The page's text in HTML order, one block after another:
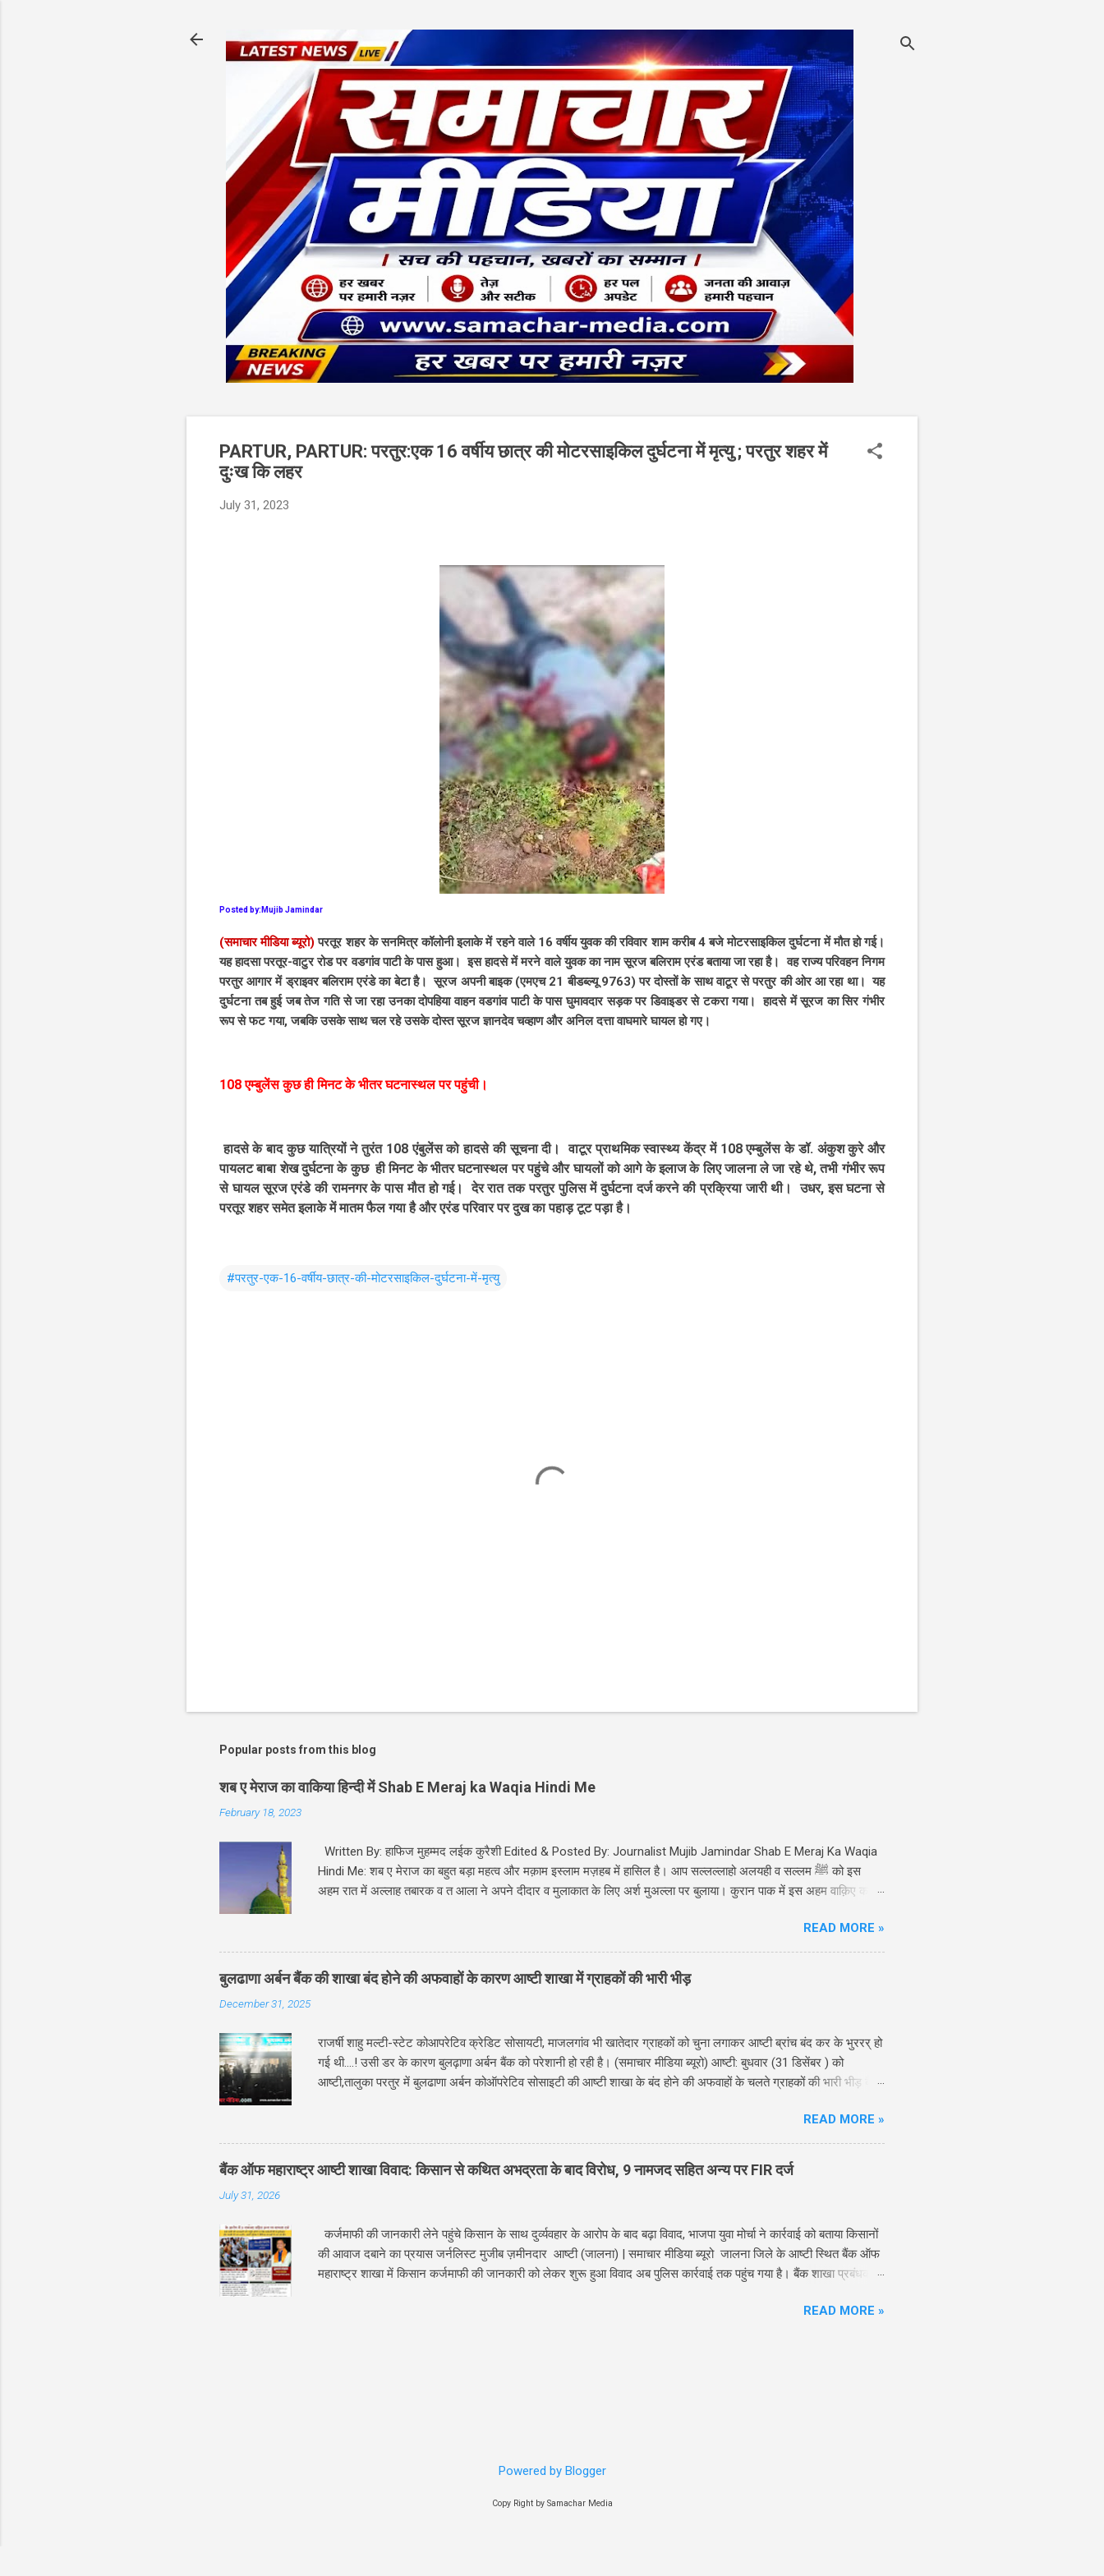
PARTUR, PARTUR: परतुर:एक 16 वर्षीय छात्र की मोटरसाइकिल दुर्घटना में मृत्यु ; परतुर शहर में
दुःख कि लहर
July 31, 2023
Posted by:Mujib Jamindar
(समाचार मीडिया ब्यूरो)परतूर शहर के सनमित्र कॉलोनी इलाके में रहने वाले 16 वर्षीय युवक की रविवार शाम करीब 4 बजे मोटरसाइकिल दुर्घटना में मौत हो गई।
यह हादसा परतूर-वाटुर रोड पर वडगांव पाटी के पास हुआ। इस हादसे में मरने वाले युवक का नाम सूरज बलिराम एरंड बताया जा रहा है। वह राज्य परिवहन निगम
परतुर आगार में ड्राइवर बलिराम एरंडे का बेटा है। सूरज अपनी बाइक (एमएच 21 बीडब्ल्यू 9763) पर दोस्तों के साथ वाटूर से परतुर की ओर आ रहा था। यह
दुर्घटना तब हुई जब तेज गति से जा रहा उनका दोपहिया वाहन वडगांव पाटी के पास घुमावदार सड़क पर डिवाइडर से टकरा गया। हादसे में सूरज का सिर गंभीर
रूप से फट गया, जबकि उसके साथ चल रहे उसके दोस्त सूरज ज्ञानदेव चव्हाण और अनिल दत्ता वाघमारे घायल हो गए।
108 एम्बुलेंस कुछ ही मिनट के भीतर घटनास्थल पर पहुंची।
हादसे के बाद कुछ यात्रियों ने तुरंत 108 एंबुलेंस को हादसे की सूचना दी। वाटूर प्राथमिक स्वास्थ्य केंद्र में 108 एम्बुलेंस के डॉ. अंकुश कुरे और
पायलट बाबा शेख दुर्घटना के कुछ ही मिनट के भीतर घटनास्थल पर पहुंचे और घायलों को आगे के इलाज के लिए जालना ले जा रहे थे, तभी गंभीर रूप
से घायल सूरज एरंडे की रामनगर के पास मौत हो गई। देर रात तक परतुर पुलिस में दुर्घटना दर्ज करने की प्रक्रिया जारी थी। उधर, इस घटना से
परतूर शहर समेत इलाके में मातम फैल गया है और एरंड परिवार पर दुख का पहाड़ टूट पड़ा है।
#परतुर-एक-16-वर्षीय-छात्र-की-मोटरसाइकिल-दुर्घटना-में-मृत्यु
Popular posts from this blog
शब ए मेराज का वाकिया हिन्दी में Shab E Meraj ka Waqia Hindi Me
February 18, 2023
Written By: हाफिज मुहम्मद लईक कुरैशी Edited & Posted By: Journalist Mujib Jamindar Shab E Meraj Ka Waqia
Hindi Me: शब ए मेराज का बहुत बड़ा महत्व और मक़ाम इस्लाम मज़हब में हासिल है। आप सल्लल्लाहो अलयही व सल्लम ﷺ को इस
अहम रात में अल्लाह तबारक व त आला ने अपने दीदार व मुलाकात के लिए अर्श मुअल्ला पर बुलाया। कुरान पाक में इस अहम वाक़िए का
पैगम्बर का इमाम बनाया। Meraj E Mustafa की रात अल्लाह के हबीब सल्लल्लाहो अलैवसल्लम ﷺ को सातो आसमान की सैर करे।
निचे हमने सातों आसमान यानि पहले आसमान से लेकर सातों आसमान और अल्लाह से मुलाकात का Shab E Meraj Ka Waqia Hindi
Me निचे इस पोस्ट के जरिये दिया हैं। साथ ही Meraj Un Nabi की रात अल्लाह के रसूल ﷺ ने अल्लाह का दीदार और अल्लाह से
READ MORE »
बुलढाणा अर्बन बैंक की शाखा बंद होने की अफवाहों के कारण आष्टी शाखा में ग्राहकों की भारी भीड़
December 31, 2025
राजर्षी शाहु मल्टी-स्टेट कोआपरेटिव क्रेडिट सोसायटी, माजलगांव भी खातेदार ग्राहकों को चुना लगाकर आष्टी ब्रांच बंद कर के भुररर् हो
गई थी....! उसी डर के कारण बुलढ़ाणा अर्बन बैंक को परेशानी हो रही है। (समाचार मीडिया ब्यूरो) आष्टी: बुधवार (31 डिसेंबर ) को
आष्टी,तालुका परतुर में बुलढाणा अर्बन कोऑपरेटिव सोसाइटी की आष्टी शाखा के बंद होने की अफवाहों के चलते ग्राहकों की भारी भीड़ बैंक
चलते कई ग्राहक एक साथ बैंक पहुंचे। सुबह से ही बचत खाते, सावधि जमा, स्वर्ण ऋण खाते और अन्य लेन-देन के लिए शाखा के बाहर
ग्राहकों की लंबी कतारें लगी हुई थीं। कुछ ग्राहक अपने जमा खाते बंद करने की प्रक्रिया में जुट गए थे, जबकि अन्य नकदी निकालने के
लिए दौड़ पड़े । देर रात तक लोग भुके प्यासे बैंक के बाहर लंबी लंबी क़तारों में खड़े हुए दिखाई दिए। पिछले कुछ सालों में राजर्षि शाहू
मल्टीस्टेट को-ऑपरेटिव क्रेडिट सोसाइटी और कुछ मल्टीस्टेट बैंकों और क्रेडिट संस्थानों द्वारा अकाउंट होल्डर्स के करोड़ों रुपये के ड...
READ MORE »
बैंक ऑफ महाराष्ट्र आष्टी शाखा विवाद: किसान से कथित अभद्रता के बाद विरोध, 9 नामजद सहित अन्य पर FIR दर्ज
July 31, 2026
कर्जमाफी की जानकारी लेने पहुंचे किसान के साथ दुर्व्यवहार के आरोप के बाद बढ़ा विवाद, भाजपा युवा मोर्चा ने कार्रवाई को बताया किसानों
की आवाज दबाने का प्रयास जर्नलिस्ट मुजीब ज़मीनदार आष्टी (जालना) | समाचार मीडिया ब्यूरो जालना जिले के आष्टी स्थित बैंक ऑफ
महाराष्ट्र शाखा में किसान कर्जमाफी की जानकारी को लेकर शुरू हुआ विवाद अब पुलिस कार्रवाई तक पहुंच गया है। बैंक शाखा प्रबंधक
मामला दर्ज किया है। वहीं दूसरी ओर भाजपा युवा मोर्चा के पदाधिकारियों ने इस कार्रवाई को किसानों की आवाज दबाने का प्रयास बताते हुए
READ MORE »
Powered by Blogger
Copy Right by Samachar Media